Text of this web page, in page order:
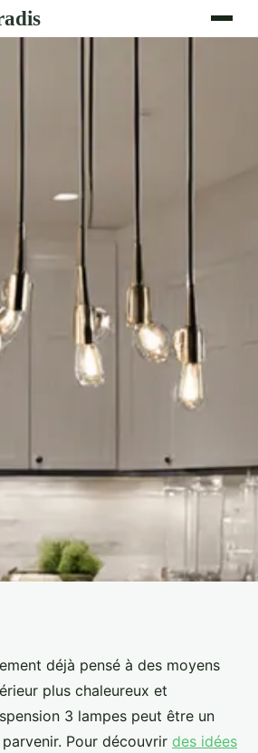
pour
votre
lampes
déjà pensé à des moyens
plus chaleureux et
3 lampes peut être un
Pour découvrir des idées